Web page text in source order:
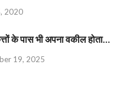
2020
के पास भी अपना वकील होता…
19, 2025